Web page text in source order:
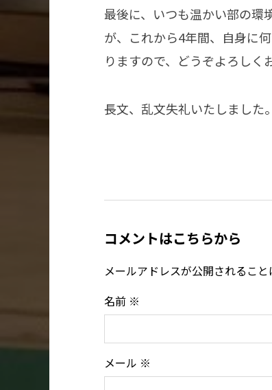
最後に、いつも温かい部の環
が、これから4年間、自身に
りますので、どうぞよろしく
長文、乱文失礼いたしました。
コメントはこちらから
メールアドレスが公開されること
名前 ※
メール ※